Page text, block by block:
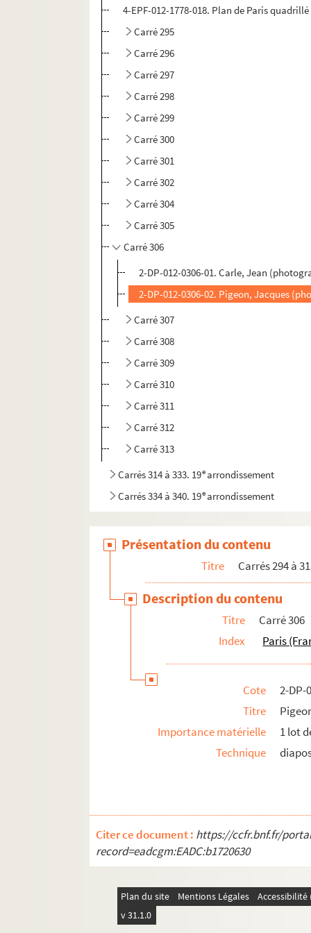
4-EPF-012-1778-018. Plan de Paris
Carré 295
Carré 296
Carré 297
Carré 298
Carré 299
Carré 300
Carré 301
Carré 302
Carré 304
Carré 305
Carré 306
2-DP-012-0306-01. Carle, Jean
2-DP-012-0306-02. Pigeon, Jacques
Carré 307
Carré 308
Carré 309
Carré 310
Carré 311
Carré 312
Carré 313
Carrés 314 à 333. 19earrondissement
Carrés 334 à 340. 19earrondissement
Présentation du contenu
Titre Carrés 294 à
Description du contenu
Titre
Carré 306
Index
Paris
Cote
2-DP-
Titre
Importance matérielle
1 lot
Technique
Citer ce document : https://ccfr.bnf.fr/
record=eadcgm:EADC:b1720630
Plan du site Mentions Légales
v 31.1.0